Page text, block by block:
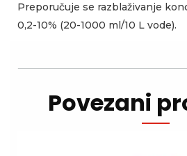
Preporučuje se razblaživanje
0,2-10% (20-1000 ml/10 L vode).
Povezani